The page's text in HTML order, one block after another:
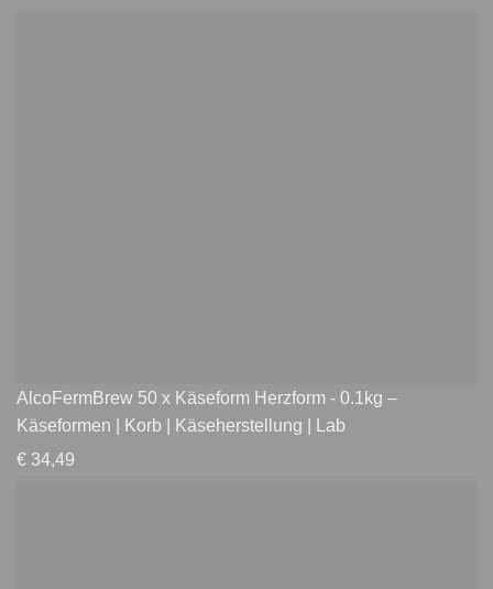
AlcoFermBrew 50 x Käseform Herzform - 0.1kg –
Käseformen | Korb | Käseherstellung | Lab
€ 34,49